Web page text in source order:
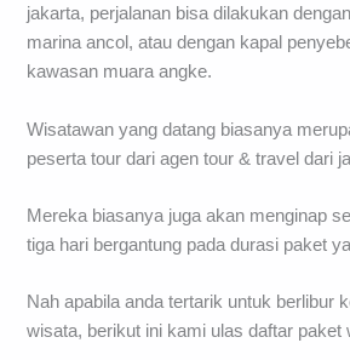
jakarta, perjalanan bisa dilakukan
marina ancol, atau dengan kapal
kawasan muara angke.
Wisatawan yang datang biasanya
peserta tour dari agen tour & travel dari
Mereka biasanya juga akan menginap
tiga hari bergantung pada durasi paket
Nah apabila anda tertarik untuk berlibur
wisata, berikut ini kami ulas daftar paket